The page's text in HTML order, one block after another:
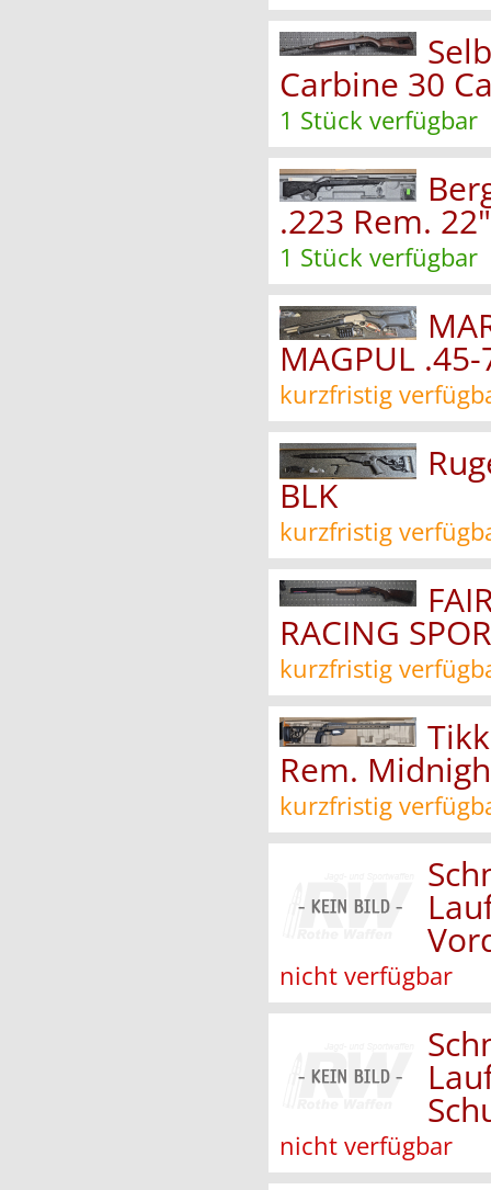
Carbine 30
1 Stück verfügbar
.223 Rem. 22"
1 Stück verfügbar
MAGPUL
kurzfristig
BLK
kurzfristig
RACING
kurzfristig
Rem.
kurzfristig
nicht verfügbar
nicht verfügbar